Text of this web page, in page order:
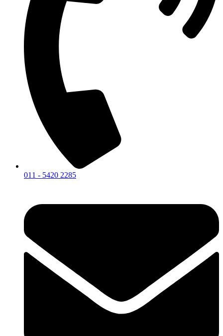
011 - 5420 2285